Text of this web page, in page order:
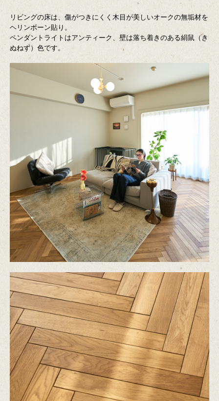
リビングの床は、傷がつきにくく木目が美しいオークの無垢材を
ヘリンボーン貼り。
ペンダントライトはアンティーク、壁は落ち着きのある絹鼠（き
ぬねず）色です。